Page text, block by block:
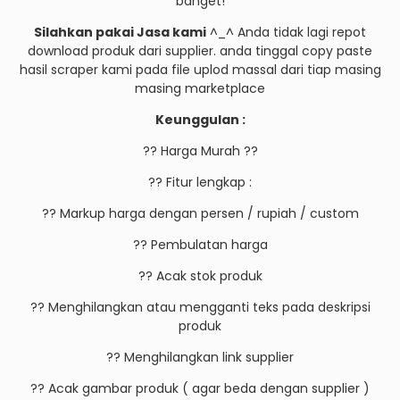
Silahkan pakai Jasa kami ^_^ Anda tidak lagi repot
download produk dari supplier. anda tinggal copy paste
hasil scraper kami pada file uplod massal dari tiap masing
masing marketplace
Keunggulan :
?? Harga Murah ??
?? Fitur lengkap :
?? Markup harga dengan persen / rupiah / custom
?? Pembulatan harga
?? Acak stok produk
?? Menghilangkan atau mengganti teks pada deskripsi
produk
?? Menghilangkan link supplier
?? Acak gambar produk ( agar beda dengan supplier )